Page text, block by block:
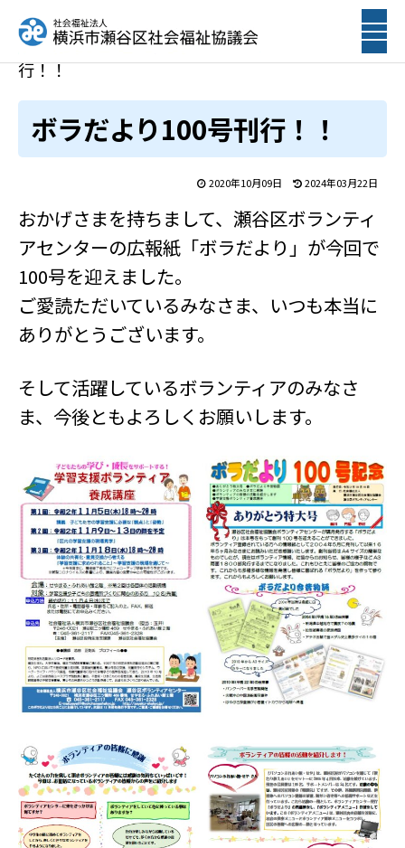
ホーム トピックス
ボラだより100号刊
行！！
ボラだより100号刊行！！
2020年10月09日 2024年03月22日
おかげさまを持ちまして、瀬谷区ボランティ
アセンターの広報紙「ボラだより」が今回で
100号を迎えました。
ご愛読ただいているみなさま、いつも本当に
ありがとうございます。
そして活躍しているボランティアのみなさ
ま、今後ともよろしくお願いします。